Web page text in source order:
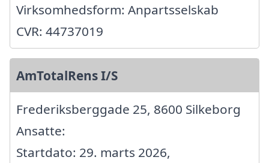
Virksomhedsform: Anpartsselskab
CVR: 44737019
AmTotalRens I/S
Frederiksberggade 25, 8600 Silkeborg
Ansatte:
Startdato: 29. marts 2026,